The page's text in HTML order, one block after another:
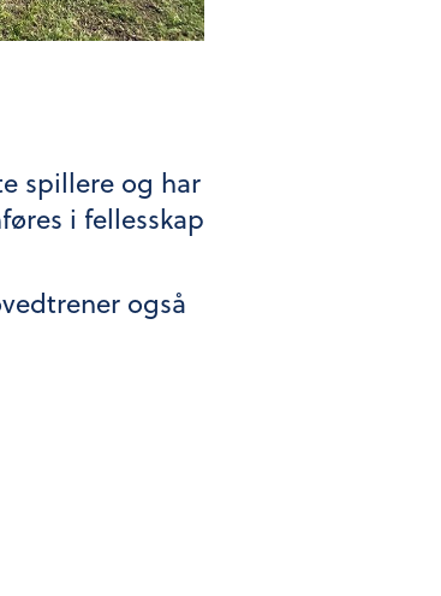
spillere og har
i fellesskap
også